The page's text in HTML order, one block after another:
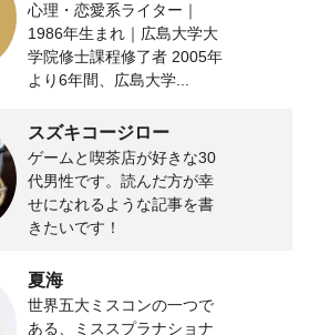
心理・恋愛系ライター｜
1986年生まれ｜広島大学大
学院修士課程修了者 2005年
より6年間、広島大学...
スズキコージロー
ゲームと喫茶店が好きな30
代男性です。読んだ方が幸
せになれるような記事を書
きたいです！
夏海
世界五大ミスコンの一つで
ある、ミススプラナショナ